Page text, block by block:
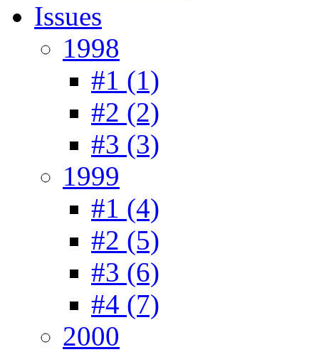
Issues
1998
#1 (1)
#2 (2)
#3 (3)
1999
#1 (4)
#2 (5)
#3 (6)
#4 (7)
2000